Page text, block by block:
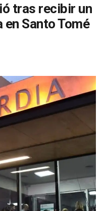
tras recibir un
Santo Tomé